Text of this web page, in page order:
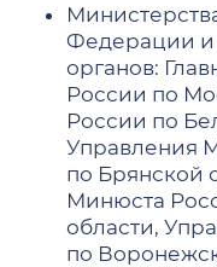
Федерации и
органов:
России по
России по
Управления
по Брянской
Минюста
области,
по